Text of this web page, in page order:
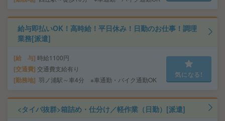
給与即払いOK！高時給！平日休み！日勤のお仕事！調理
業務[派遣]
給 与 時給1100円
交通費 交通費支給有り
勤務地 羽ノ浦駅～車4分 ※車通勤・バイク通勤OK
気になる!
<タイパ抜群>箱詰め・仕分け／軽作業（日勤）[派遣]